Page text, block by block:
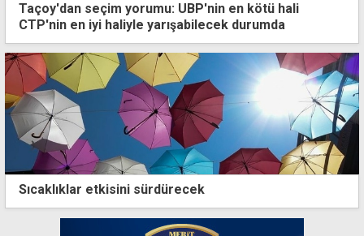
Taçoy'dan seçim yorumu: UBP'nin en kötü hali
CTP'nin en iyi haliyle yarışabilecek durumda
Sıcaklıklar etkisini sürdürecek